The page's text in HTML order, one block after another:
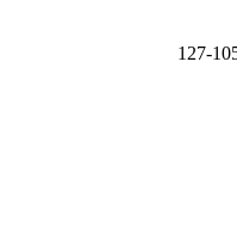
105-